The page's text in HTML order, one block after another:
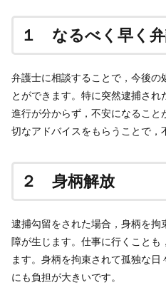
１ なるべく早く
弁護士に相談することで，今後の
とができます。特に突然逮捕さ
進行が分からず，不安になること
切なアドバイスをもらうことで，
２ 身柄解放
逮捕勾留をされた場合，身柄を拘
障が生じます。仕事に行くことも
ます。身柄を拘束されて孤独な
にも負担が大きいです。